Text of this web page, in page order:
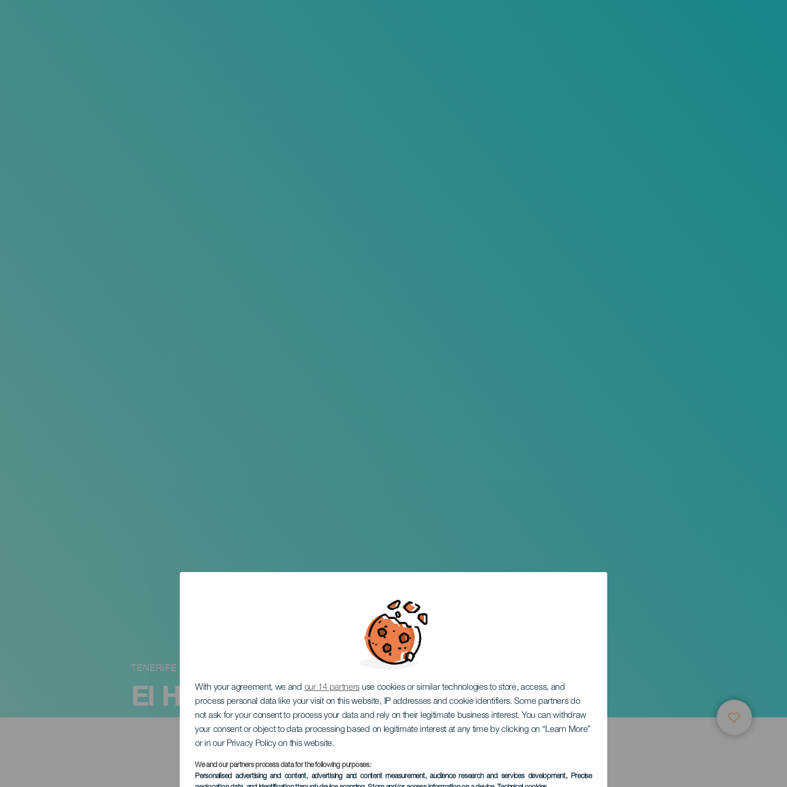
With your agreement, we and our 14 partners use cookies or similar technologies to store, access, and
process personal data like your visit on this website, IP addresses and cookie identifiers. Some partners do
not ask for your consent to process your data and rely on their legitimate business interest. You can withdraw
your consent or object to data processing based on legitimate interest at any time by clicking on “Learn More”
or in our Privacy Policy on this website.
We and our partners process data for the following purposes:
Personalised advertising and content, advertising and content measurement, audience research and services development, Precise
El Humor de mi vida
TENERIFE
KORÁBBI ESEMÉNY